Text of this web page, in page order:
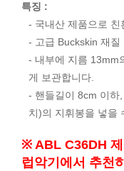
특징 :
- 국내산 제품으로 친
- 고급 Buckskin 재질
- 내부에 지름 13mm
게 보관합니다.
- 핸들길이 8cm 이하
치)의 지휘봉을 넣을
※ ABL C36DH
럽악기에서 추천